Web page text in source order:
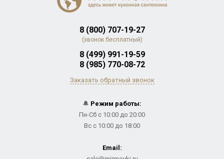
8 (800) 707-19-27
(звонок бесплатный)
8 (499) 991-19-59
8 (985) 770-08-72
Заказать обратный звонок
🔔 Режим работы:
Пн-Сб с 10:00 до 20:00
Вс с 10:00 до 18:00
Email: